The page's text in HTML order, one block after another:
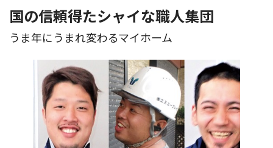
国の信頼得たシャイな職人集団
うま年にうまれ変わるマイホーム